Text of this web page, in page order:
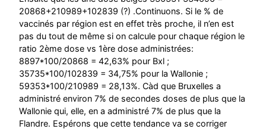
20868+210989+102839 (?) .Continuons. Si le % de
vaccinés par région est en effet très proche, il n’en est
pas du tout de même si on calcule pour chaque région le
ratio 2ème dose vs 1ère dose administrées:
8897*100/20868 = 42,63% pour Bxl ;
35735*100/102839 = 34,75% pour la Wallonie ;
59353*100/210989 = 28,13%. Càd que Bruxelles a
administré environ 7% de secondes doses de plus que la
Wallonie qui, elle, en a administré 7% de plus que la
Flandre. Espérons que cette tendance va se corriger